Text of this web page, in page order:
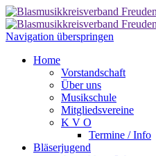
Navigation überspringen
Home
Vorstandschaft
Über uns
Musikschule
Mitgliedsvereine
K V O
Termine / Info
Bläserjugend